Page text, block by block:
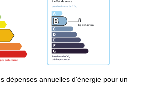
dépenses annuelles d'énergie pour un